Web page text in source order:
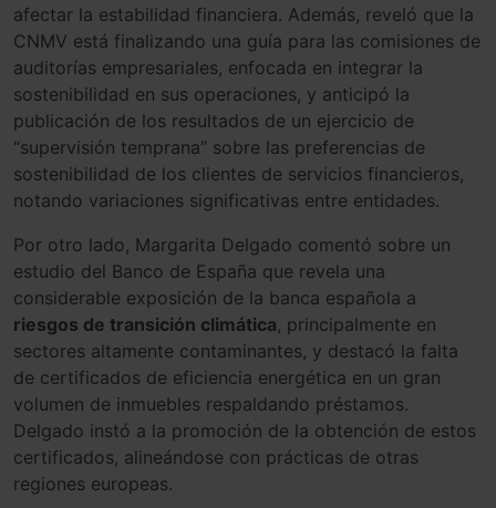
afectar la estabilidad financiera. Además, reveló que la
CNMV está finalizando una guía para las comisiones de
auditorías empresariales, enfocada en integrar la
sostenibilidad en sus operaciones, y anticipó la
publicación de los resultados de un ejercicio de
“supervisión temprana” sobre las preferencias de
sostenibilidad de los clientes de servicios financieros,
notando variaciones significativas entre entidades.
Por otro lado, Margarita Delgado comentó sobre un
estudio del Banco de España que revela una
considerable exposición de la banca española a
riesgos de transición climática, principalmente en
sectores altamente contaminantes, y destacó la falta
de certificados de eficiencia energética en un gran
volumen de inmuebles respaldando préstamos.
Delgado instó a la promoción de la obtención de estos
certificados, alineándose con prácticas de otras
regiones europeas.